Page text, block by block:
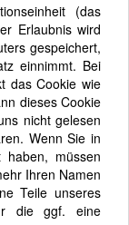
(das
Erlaubnis wird
gespeichert,
einnimmt. Bei
das Cookie wie
dieses Cookie
nicht gelesen
Wenn Sie in
haben, müssen
Ihren Namen
Teile unseres
die ggf. eine